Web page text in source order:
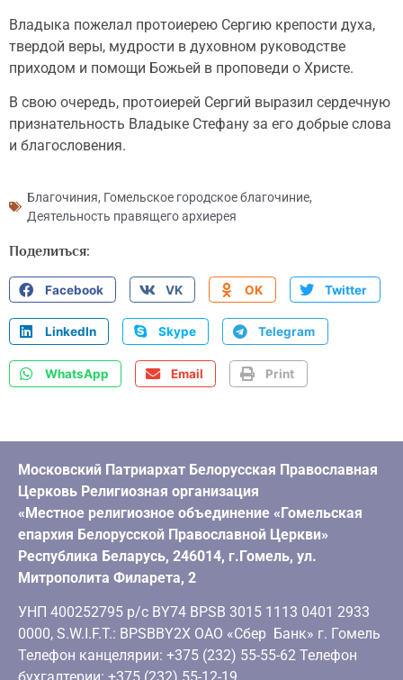
Владыка пожелал протоиерею Сергию крепости духа,
твердой веры, мудрости в духовном руководстве
приходом и помощи Божьей в проповеди о Христе.
В свою очередь, протоиерей Сергий выразил сердечную
признательность Владыке Стефану за его добрые слова
и благословения.
Благочиния, Гомельское городское благочиние,
Деятельность правящего архиерея
Поделиться:
Facebook VK OK Twitter
LinkedIn Skype Telegram
WhatsApp Email Print
Московский Патриархат Белорусская Православная
Церковь Религиозная организация
«Местное религиозное объединение «Гомельская
епархия Белорусской Православной Церкви»
Республика Беларусь, 246014, г.Гомель, ул.
Митрополита Филарета, 2
УНП 400252795 р/с BY74 BPSB 3015 1113 0401 2933
0000, S.W.I.F.T.: BPSBBY2X ОАО «Сбер Банк» г. Гомель
Телефон канцелярии: +375 (232) 55-55-62 Телефон